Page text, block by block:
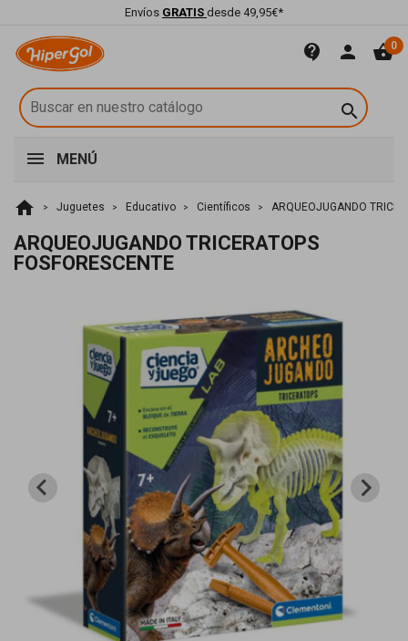
Envíos GRATIS desde 49,95€*
contact_support person shopping_basket0

MENÚ
home Juguetes Educativo Científicos ARQUEOJUGANDO
ARQUEOJUGANDO TRICERATOPS
FOSFORESCENTE